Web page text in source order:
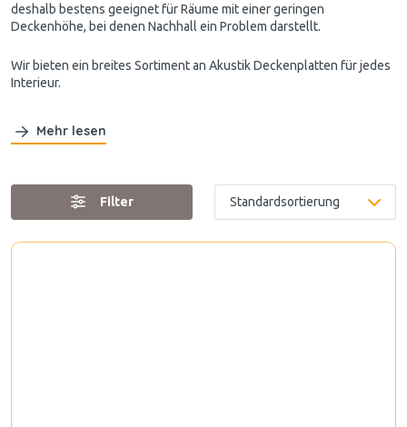
deshalb bestens geeignet für Räume mit einer geringen
Deckenhöhe, bei denen Nachhall ein Problem darstellt.
Wir bieten ein breites Sortiment an AkustikDeckenplatten für jedes
Interieur.
Mehr lesen
Filter